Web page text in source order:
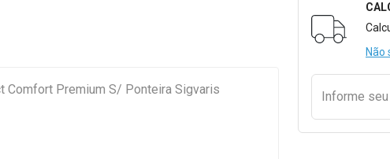
Não
Informe seu
Comfort Premium S/ Ponteira Sigvaris